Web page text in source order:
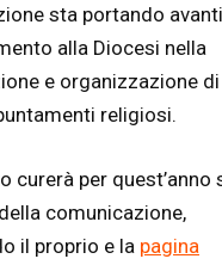
sta portando
alla Diocesi nella
e organizzazione di
religiosi.
curerà per quest’anno
comunicazione,
il proprio e la pagina